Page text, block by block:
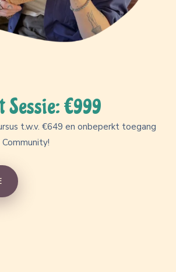
Sessie: €999
t.w.v. €649 en onbeperkt toegang